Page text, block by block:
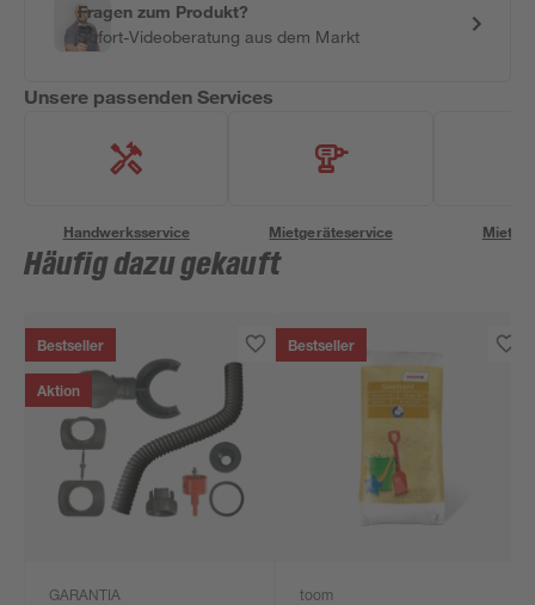
Fragen zum Produkt?
Sofort-Videoberatung aus dem Markt
Unsere passenden Services
Handwerksservice Mietgeräteservice
Häufig dazu gekauft
Bestseller
Aktion
GARANTIA
Bestseller
toom